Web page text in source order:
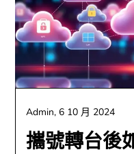
攜號轉台後
Admin, 6 10 月 2024